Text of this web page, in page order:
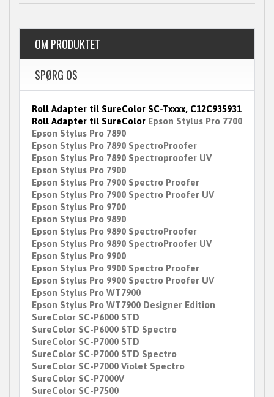
OM PRODUKTET
SPØRG OS
Roll Adapter til SureColor SC-Txxxx, C12C935931
Roll Adapter til SureColor Epson Stylus Pro 7700
Epson Stylus Pro 7890
Epson Stylus Pro 7890 SpectroProofer
Epson Stylus Pro 7890 Spectroproofer UV
Epson Stylus Pro 7900
Epson Stylus Pro 7900 Spectro Proofer
Epson Stylus Pro 7900 Spectro Proofer UV
Epson Stylus Pro 9700
Epson Stylus Pro 9890
Epson Stylus Pro 9890 SpectroProofer
Epson Stylus Pro 9890 SpectroProofer UV
Epson Stylus Pro 9900
Epson Stylus Pro 9900 Spectro Proofer
Epson Stylus Pro 9900 Spectro Proofer UV
Epson Stylus Pro WT7900
Epson Stylus Pro WT7900 Designer Edition
SureColor SC-P6000 STD
SureColor SC-P6000 STD Spectro
SureColor SC-P7000 STD
SureColor SC-P7000 STD Spectro
SureColor SC-P7000 Violet Spectro
SureColor SC-P7000V
SureColor SC-P7500